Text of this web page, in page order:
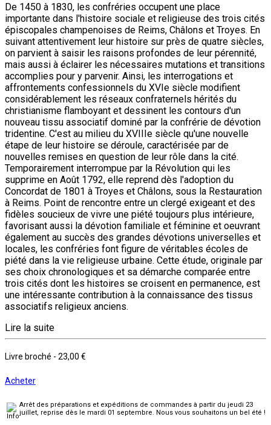
De 1450 à 1830, les confréries occupent une place
importante dans l'histoire sociale et religieuse des trois cités
épiscopales champenoises de Reims, Châlons et Troyes. En
suivant attentivement leur histoire sur près de quatre siècles,
on parvient à saisir les raisons profondes de leur pérennité,
mais aussi à éclairer les nécessaires mutations et transitions
accomplies pour y parvenir. Ainsi, les interrogations et
affrontements confessionnels du XVIe siècle modifient
considérablement les réseaux confraternels hérités du
christianisme flamboyant et dessinent les contours d'un
nouveau tissu associatif dominé par la confrérie de dévotion
tridentine. C'est au milieu du XVIIIe siècle qu'une nouvelle
étape de leur histoire se déroule, caractérisée par de
nouvelles remises en question de leur rôle dans la cité.
Temporairement interrompue par la Révolution qui les
supprime en Août 1792, elle reprend dès l'adoption du
Concordat de 1801 à Troyes et Châlons, sous la Restauration
à Reims. Point de rencontre entre un clergé exigeant et des
fidèles soucieux de vivre une piété toujours plus intérieure,
favorisant aussi la dévotion familiale et féminine et oeuvrant
également au succès des grandes dévotions universelles et
locales, les confréries font figure de véritables écoles de
piété dans la vie religieuse urbaine. Cette étude, originale par
ses choix chronologiques et sa démarche comparée entre
trois cités dont les histoires se croisent en permanence, est
une intéressante contribution à la connaissance des tissus
associatifs religieux anciens.
Lire la suite
Livre broché - 23,00 €
Acheter
Arrêt des préparations et expéditions de commandes à partir du jeudi 23
juillet, reprise dès le mardi 01 septembre. Nous vous souhaitons un bel été !